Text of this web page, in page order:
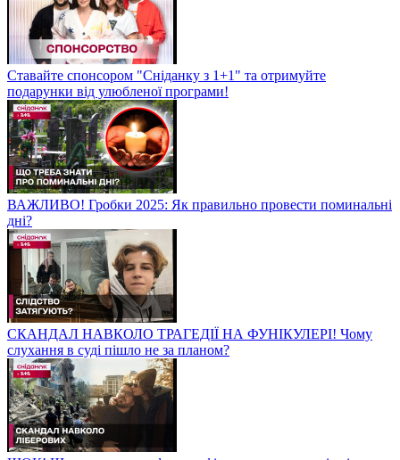
Ставайте спонсором "Сніданку з 1+1" та отримуйте
подарунки від улюбленої програми!
ВАЖЛИВО! Гробки 2025: Як правильно провести поминальні
дні?
СКАНДАЛ НАВКОЛО ТРАГЕДІЇ НА ФУНІКУЛЕРІ! Чому
слухання в суді пішло не за планом?